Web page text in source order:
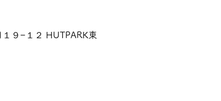
９−１２ HUTPARK東